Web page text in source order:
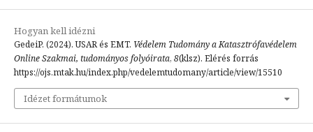
Hogyan kell idézni
GedeiP. (2024). USAR és EMT. Védelem Tudomány a Katasztrófavédelem
Online Szakmai, tudományos folyóirata, 8(klsz). Elérés forrás
https://ojs.mtak.hu/index.php/vedelemtudomany/article/view/15510
Idézet formátumok